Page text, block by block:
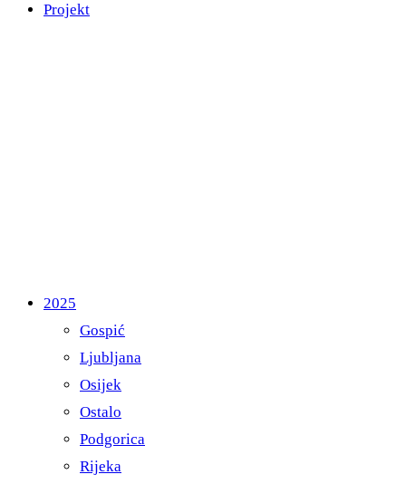
Projekt
2025
Gospić
Ljubljana
Osijek
Ostalo
Podgorica
Rijeka